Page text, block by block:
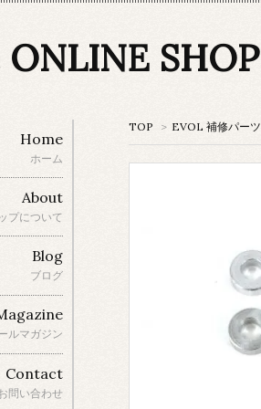
SHOP
TOP > EVOL 補修パーツ
Home
ホーム
About
プについて
Blog
ブログ
ルマガジン
Contact
問い合わせ